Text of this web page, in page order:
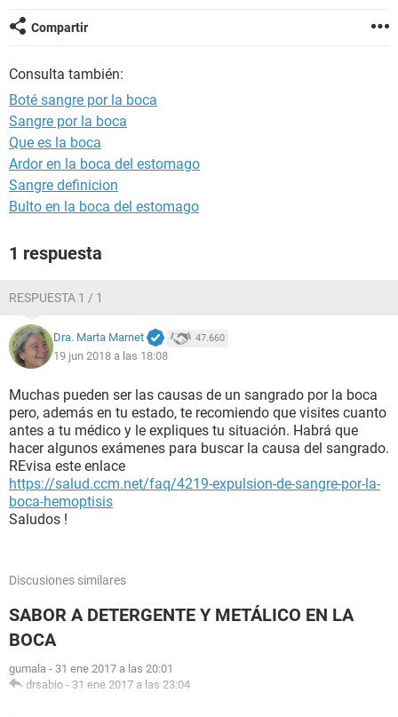
Compartir
Consulta también:
Boté sangre por la boca
Sangre por la boca
Que es la boca
Ardor en la boca del estomago
Sangre definicion
Bulto en la boca del estomago
1 respuesta
RESPUESTA 1 / 1
Dra. Marta Marnet 47.660
19 jun 2018 a las 18:08
Muchas pueden ser las causas de un sangrado por la boca
pero, además en tu estado, te recomiendo que visites cuanto
antes a tu médico y le expliques tu situación. Habrá que
hacer algunos exámenes para buscar la causa del sangrado.
REvisa este enlace
https://salud.ccm.net/faq/4219-expulsion-de-sangre-por-la-
boca-hemoptisis
Saludos !
Discusiones similares
SABOR A DETERGENTE Y METÁLICO EN LA
BOCA
gumala - 31 ene 2017 a las 20:01
drsabio - 31 ene 2017 a las 23:04